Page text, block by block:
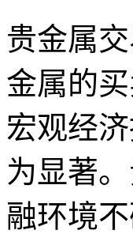
贵金属
金属的
宏观经
为显著
融环境